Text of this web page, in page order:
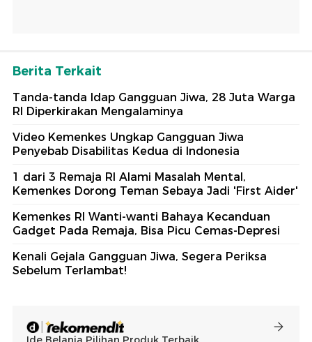
Berita Terkait
Tanda-tanda Idap Gangguan Jiwa, 28 Juta Warga
RI Diperkirakan Mengalaminya
Video Kemenkes Ungkap Gangguan Jiwa
Penyebab Disabilitas Kedua di Indonesia
1 dari 3 Remaja RI Alami Masalah Mental,
Kemenkes Dorong Teman Sebaya Jadi 'First Aider'
Kemenkes RI Wanti-wanti Bahaya Kecanduan
Gadget Pada Remaja, Bisa Picu Cemas-Depresi
Kenali Gejala Gangguan Jiwa, Segera Periksa
Sebelum Terlambat!